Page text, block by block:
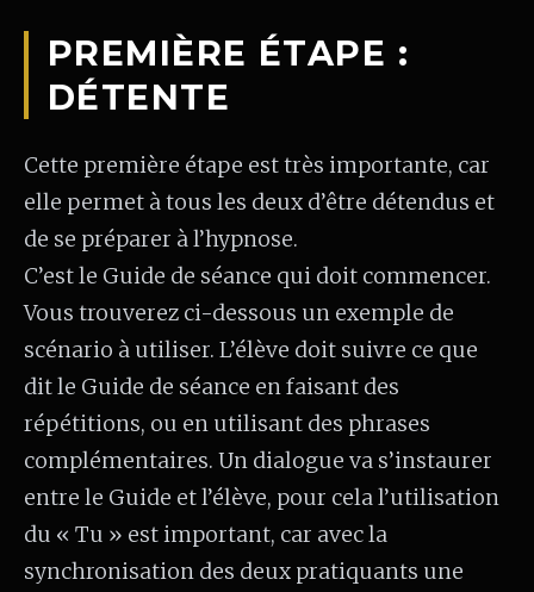
PREMIÈRE ÉTAPE :
DÉTENTE
Cette première étape est très importante, car
elle permet à tous les deux d’être détendus et
de se préparer à l’hypnose.
C’est le Guide de séance qui doit commencer.
Vous trouverez ci-dessous un exemple de
scénario à utiliser. L’élève doit suivre ce que
dit le Guide de séance en faisant des
répétitions, ou en utilisant des phrases
complémentaires. Un dialogue va s’instaurer
entre le Guide et l’élève, pour cela l’utilisation
du « Tu » est important, car avec la
synchronisation des deux pratiquants une